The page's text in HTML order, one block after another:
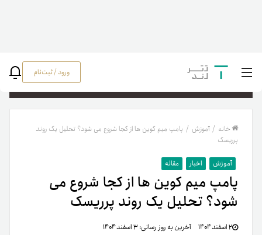
ورود / ثبت‌نام
خانه / آموزش / پامپ میم کوین ها از کجا شروع می شود؟ تحلیل یک روند
پرریسک
آموزش اخبار مقاله
پامپ میم کوین ها از کجا شروع می
شود؟ تحلیل یک روند پرریسک
۲ اسفند ۱۴۰۴ آخرین به روز رسانی:۳ اسفند ۱۴۰۴